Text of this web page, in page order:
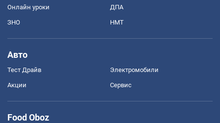
Онлайн уроки ДПА
ЗНО НМТ
Авто
Тест Драйв Электромобили
Акции Сервис
Food Oboz